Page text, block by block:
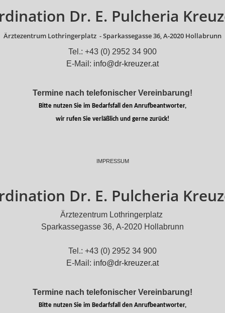
Dr. E. Pulcheria
Ärztezentrum Lothringerplatz -Sparkassegasse 36, A-2020 Hollabrunn
Tel.: +43 (0) 2952 34 900
E-Mail: info@dr-kreuzer.at
Termine nach telefonischer Vereinbarung!
Bitte nutzen Sie im Bedarfsfall den Anrufbeantworter,
wir rufen Sie verläßlich und gerne zurück!
IMPRESSUM
Dr. E. Pulcheria
Ärztezentrum Lothringerplatz
Sparkassegasse 36, A-2020 Hollabrunn
Tel.: +43 (0) 2952 34 900
E-Mail: info@dr-kreuzer.at
Termine nach telefonischer Vereinbarung!
Bitte nutzen Sie im Bedarfsfall den Anrufbeantworter,